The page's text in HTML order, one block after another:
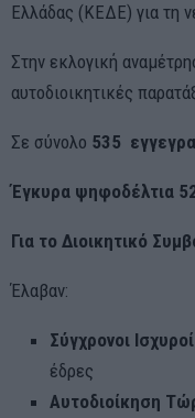
Ελλάδας (ΚΕΔΕ) για τη
Στην εκλογική
αυτοδιοικητικές
Σε σύνολο 535
Έγκυρα ψηφοδέλτια
Για το Διοικητικό
Έλαβαν:
Σύγχρονοι
έδρες
Αυτοδιοίκηση